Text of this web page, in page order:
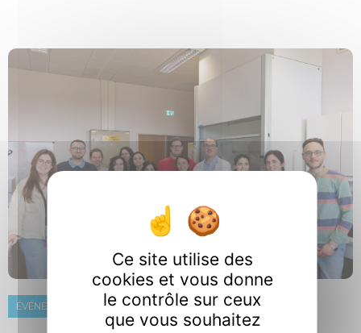
ÉVÉNEMENT 8 juin 2026
Ce site utilise des
cookies et vous donne
le contrôle sur ceux
que vous souhaitez